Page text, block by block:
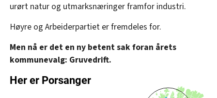
urørt natur og utmarksnæringer framfor industri.
Høyre og Arbeiderpartiet er fremdeles for.
Men nå er det en ny betent sak foran årets
kommunevalg: Gruvedrift.